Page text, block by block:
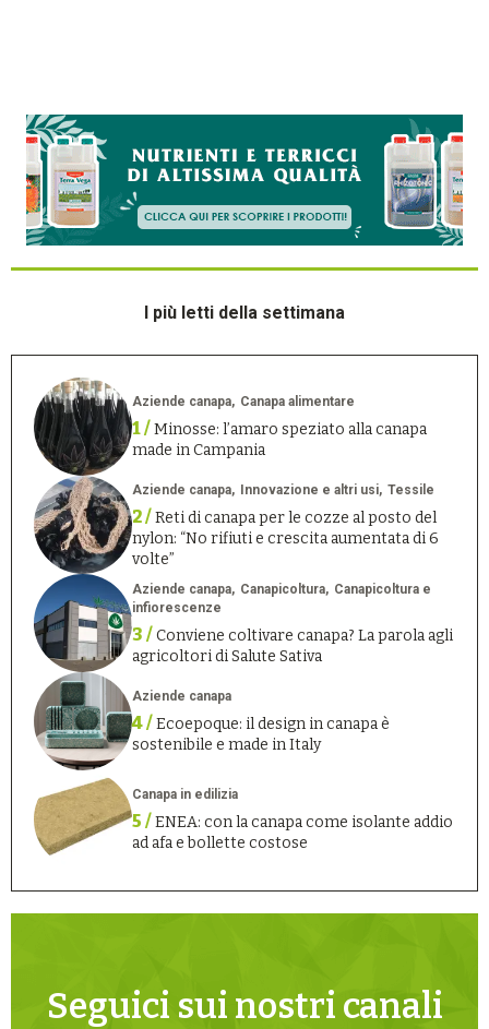
I più letti della settimana
Aziende canapa Canapa alimentare
1 /Minosse: l’amaro speziato alla canapa
made in Campania
Aziende canapa Innovazione e altri usi Tessile
2 /Reti di canapa per le cozze al posto del
nylon: “No rifiuti e crescita aumentata di 6
volte”
Aziende canapa Canapicoltura
Canapicoltura e
infiorescenze
3 /Conviene coltivare canapa? La parola agli
agricoltori di Salute Sativa
Aziende canapa
4 /Ecoepoque: il design in canapa è
sostenibile e made in Italy
Canapa in edilizia
5 /ENEA: con la canapa come isolante addio
ad afa e bollette costose
Seguici sui nostri canali